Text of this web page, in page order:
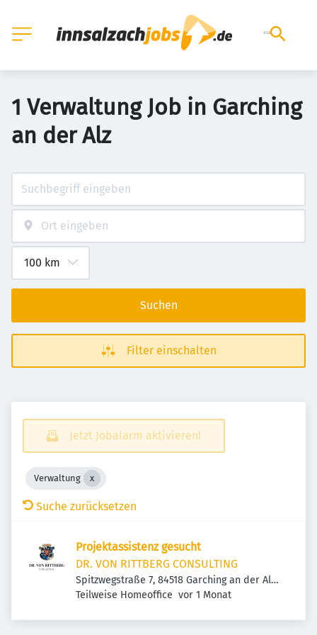
1 Verwaltung Job in Garching
an der Alz
Suchen
Filter einschalten
Jetzt Jobalarm aktivieren!
Verwaltung
Suche zurücksetzen
Projektassistenz gesucht
DR. VON RITTBERG CONSULTING
Spitzwegstraße 7, 84518 Garching an der Alz,
Deutschland
Teilweise Homeoffice Veröffentlicht
vor 1 Monat